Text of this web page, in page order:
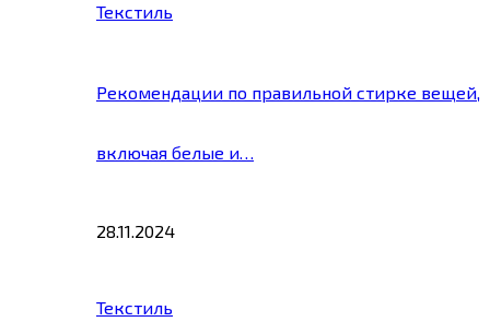
Текстиль
Рекомендации по правильной стирке вещей,
включая белые и…
28.11.2024
Текстиль